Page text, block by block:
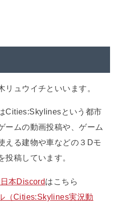
リュウイチといいます。
Cities:Skylinesという都市
ームの動画投稿や、ゲーム
える建物や車などの３Dモ
投稿しています。
本Discordはこちら
（Cities:Skylines実況動